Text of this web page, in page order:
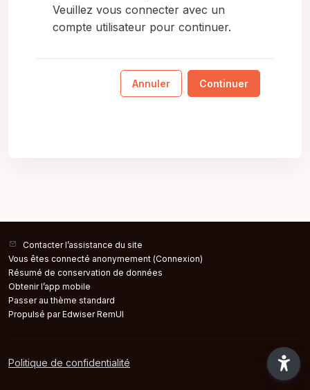
Veuillez vous connecter avec un
compte utilisateur pour continuer.
Annuler Continuer
Contacter l’assistance du site
Vous êtes connecté anonymement (Connexion)
Résumé de conservation de données
Obtenir l’app mobile
Passer au thème standard
Propulsé par Edwiser RemUI
Politique de confidentialité